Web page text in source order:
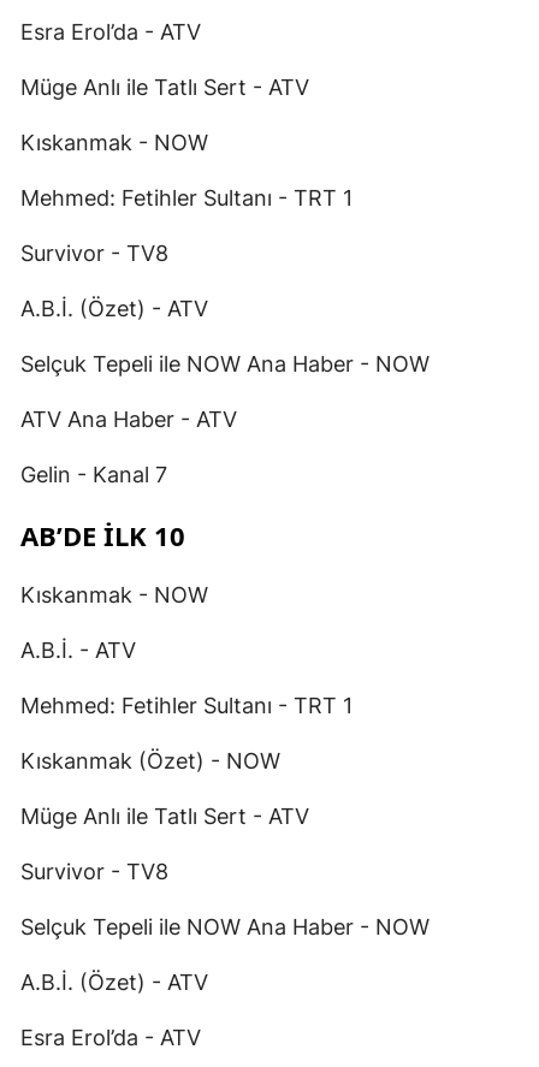
Esra Erol’da - ATV
Müge Anlı ile Tatlı Sert - ATV
Kıskanmak - NOW
Mehmed: Fetihler Sultanı - TRT 1
Survivor - TV8
A.B.İ. (Özet) - ATV
Selçuk Tepeli ile NOW Ana Haber - NOW
ATV Ana Haber - ATV
Gelin - Kanal 7
AB’DE İLK 10
Kıskanmak - NOW
A.B.İ. - ATV
Mehmed: Fetihler Sultanı - TRT 1
Kıskanmak (Özet) - NOW
Müge Anlı ile Tatlı Sert - ATV
Survivor - TV8
Selçuk Tepeli ile NOW Ana Haber - NOW
A.B.İ. (Özet) - ATV
Esra Erol’da - ATV